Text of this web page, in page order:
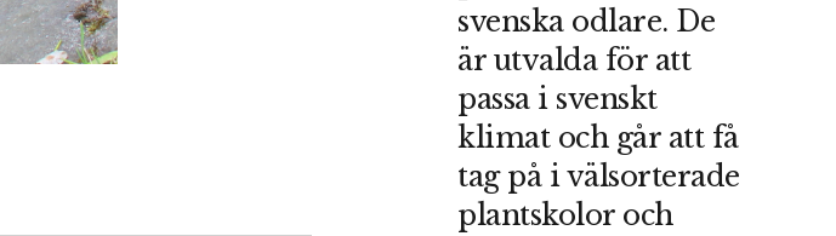
svenska odlare. De
är utvalda för att
passa i svenskt
klimat och går att få
tag på i välsorterade
plantskolor och